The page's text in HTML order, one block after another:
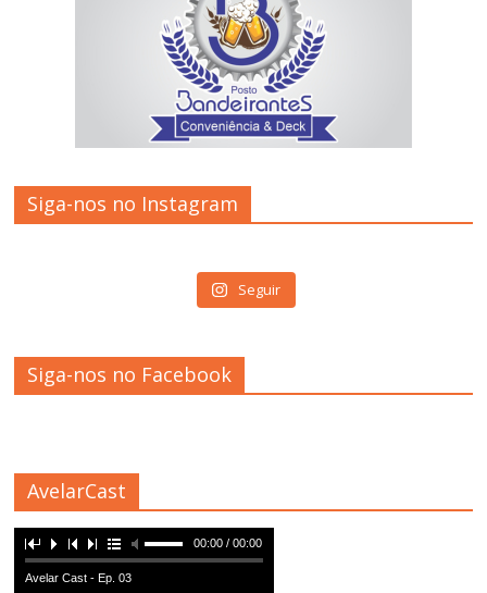
Siga-nos no Instagram
Seguir
Siga-nos no Facebook
AvelarCast
00:00 / 00:00
Avelar Cast - Ep. 03